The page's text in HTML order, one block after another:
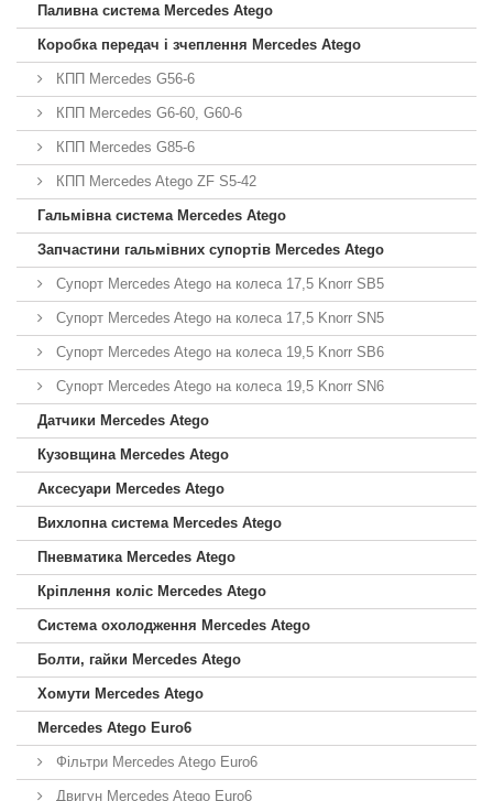
Паливна система Mercedes Atego
Коробка передач і зчеплення Mercedes Atego
КПП Mercedes G56-6
КПП Mercedes G6-60, G60-6
КПП Mercedes G85-6
КПП Mercedes Atego ZF S5-42
Гальмівна система Mercedes Atego
Запчастини гальмівних супортів Mercedes Atego
Супорт Mercedes Atego на колеса 17,5 Knorr SB5
Супорт Mercedes Atego на колеса 17,5 Knorr SN5
Супорт Mercedes Atego на колеса 19,5 Knorr SB6
Супорт Mercedes Atego на колеса 19,5 Knorr SN6
Датчики Mercedes Atego
Кузовщина Mercedes Atego
Аксесуари Mercedes Atego
Вихлопна система Mercedes Atego
Пневматика Mercedes Atego
Кріплення коліс Mercedes Atego
Система охолодження Mercedes Atego
Болти, гайки Mercedes Atego
Хомути Mercedes Atego
Mercedes Atego Euro6
Фільтри Mercedes Atego Euro6
Двигун Mercedes Atego Euro6